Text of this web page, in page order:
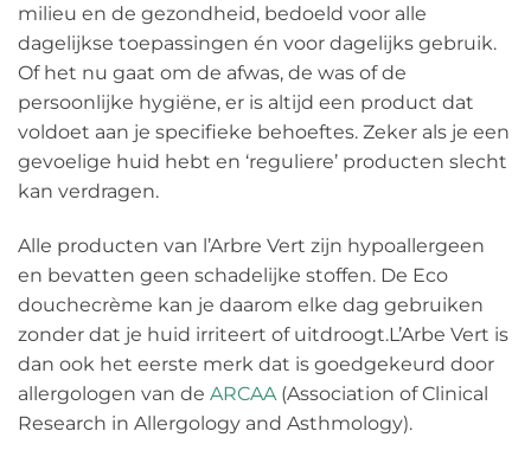
milieu en de gezondheid, bedoeld voor alle
dagelijkse toepassingen én voor dagelijks gebruik.
Of het nu gaat om de afwas, de was of de
persoonlijke hygiëne, er is altijd een product dat
voldoet aan je specifieke behoeftes. Zeker als je een
gevoelige huid hebt en ‘reguliere’ producten slecht
kan verdragen.
Alle producten van l’Arbre Vert zijn hypoallergeen
en bevatten geen schadelijke stoffen. De Eco
douchecrème kan je daarom elke dag gebruiken
zonder dat je huid irriteert of uitdroogt.L’Arbe Vert is
dan ook het eerste merk dat is goedgekeurd door
allergologen van de ARCAA (Association of Clinical
Research in Allergology and Asthmology).